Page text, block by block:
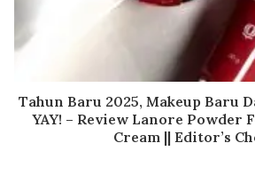
Tahun Baru 2025, Makeup Baru
YAY! – Review Lanore Powder
Cream || Editor’s